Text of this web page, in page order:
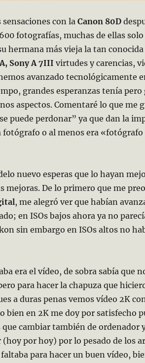
con la Canon 80D
fotografías, muchas de ellas
hermana más vieja la tan conocida
Sony A 7III virtudes y carencias,
avanzado tecnológicamente
grandes esperanzas tenía pero
aspectos. Comentaré lo que me
puede perdonar” ya que dan la
fotógrafo o al menos era
nuevo esperas que lo hayan
mejoras. De lo primero que me
, me alegró ver que habían
en ISOs bajos ahora ya no
sin embargo en ISOs altos no
era el vídeo, de sobra sabía que
para hacer la chapuza que
a duras penas vemos vídeo 2K
bien en 2K me doy por satisfecho
cambiar también de ordenador
por hoy) por lo pesado de los
para hacer un buen vídeo,